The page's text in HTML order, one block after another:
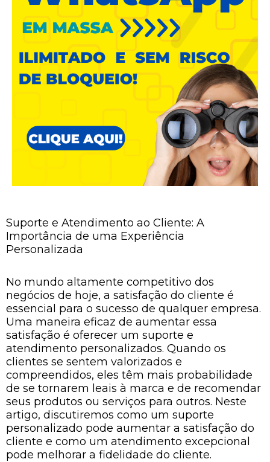
Suporte e Atendimento ao Cliente: A
Importância de uma Experiência
Personalizada
No mundo altamente competitivo dos
negócios de hoje, a satisfação do cliente é
essencial para o sucesso de qualquer empresa.
Uma maneira eficaz de aumentar essa
satisfação é oferecer um suporte e
atendimento personalizados. Quando os
clientes se sentem valorizados e
compreendidos, eles têm mais probabilidade
de se tornarem leais à marca e de recomendar
seus produtos ou serviços para outros. Neste
artigo, discutiremos como um suporte
personalizado pode aumentar a satisfação do
cliente e como um atendimento excepcional
pode melhorar a fidelidade do cliente.